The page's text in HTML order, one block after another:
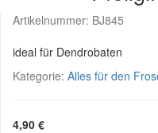
Artikelnummer: BJ845
ideal für Dendrobaten
Kategorie: Alles für den
4,90 €